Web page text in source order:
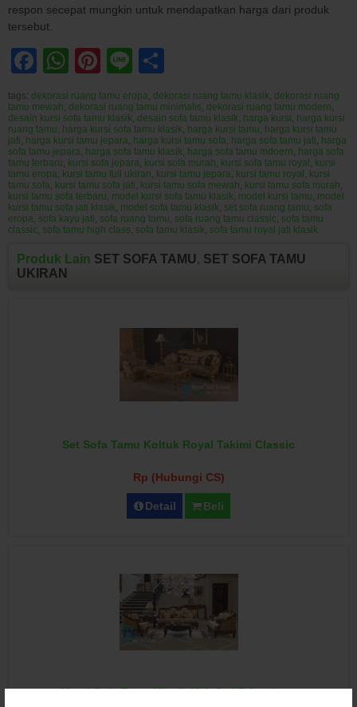
respon secepat mungkin untuk mendapatkan harga dari produk
tersebut.
Facebook
WhatsApp
Pinterest
Line
tags: dekorasi ruang tamu eropa dekorasi ruang tamu klasik dekorasi ruang
tamu mewah dekorasi ruang tamu minimalis dekorasi ruang tamu modern
desain kursi sofa tamu klasik desain sofa tamu klasik harga kursi harga kursi
ruang tamu harga kursi sofa tamu klasik harga kursi tamu harga kursi tamu
jati harga kursi tamu jepara harga kursi tamu sofa harga sofa tamu jati harga
sofa tamu jepara harga sofa tamu klasik harga sofa tamu mdoern harga sofa
tamu terbaru kursi sofa jepara kursi sofa murah kursi sofa tamu royal kursi
tamu eropa kursi tamu full ukiran kursi tamu jepara kursi tamu royal kursi
tamu sofa kursi tamu sofa jati kursi tamu sofa mewah kursi tamu sofa murah
kursi tamu sofa terbaru model kursi sofa tamu klasik model kursi tamu model
kursi tamu sofa jati klasik model sofa tamu klasik set sofa ruang tamu sofa
eropa sofa kayu jati sofa ruang tamu sofa ruang tamu classic sofa tamu
classic sofa tamu high class sofa tamu klasik sofa tamu royal jati klasik
Produk Lain SET SOFA TAMU, SET SOFA TAMU
UKIRAN
Set Sofa Tamu Koltuk Royal Takimi Classic
Rp (Hubungi CS)
Detail Beli
Kursi Sofa Tamu Klasik Ukir Jati Primadona